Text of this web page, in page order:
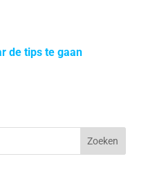
de tips te gaan